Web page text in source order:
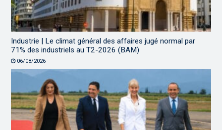
Industrie | Le climat général des affaires jugé normal par
71% des industriels au T2-2026 (BAM)
06/08/2026